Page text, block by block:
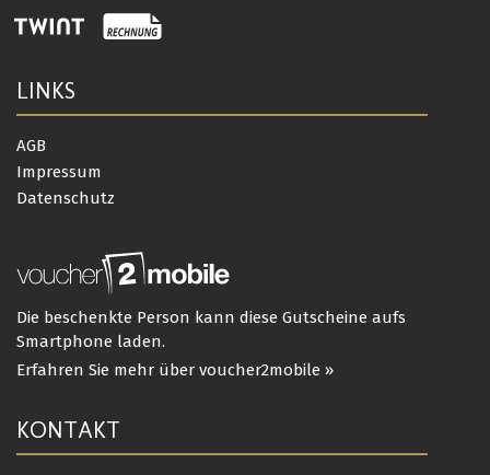
LINKS
AGB
Impressum
Datenschutz
Die beschenkte Person kann diese Gutscheine aufs
Smartphone laden.
Erfahren Sie mehr über voucher2mobile »
KONTAKT